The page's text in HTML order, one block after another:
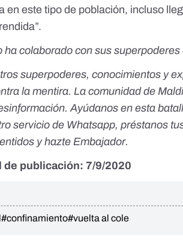
en este tipo de población, incluso
ha colaborado con sus
superpoderes, conocimientos y
la mentira. La comunidad de
Ayúdanos en esta
servicio de Whatsapp, préstanos
yhazte Embajador.
de publicación: 7/9/2020
#confinamiento#vuelta al cole